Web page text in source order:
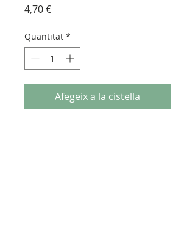
4,70 €Price
Quantitat *
Afegeix a la cistella